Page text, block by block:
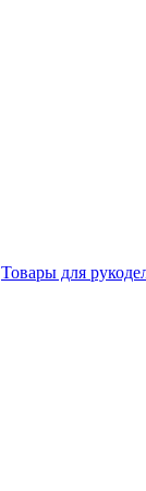
Товары для